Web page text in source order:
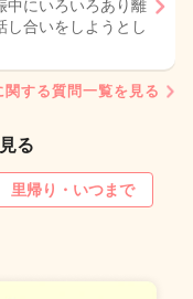
中にいろいろあり離
し合いをしようとし
関する質問一覧を見る
る
里帰り・いつまで